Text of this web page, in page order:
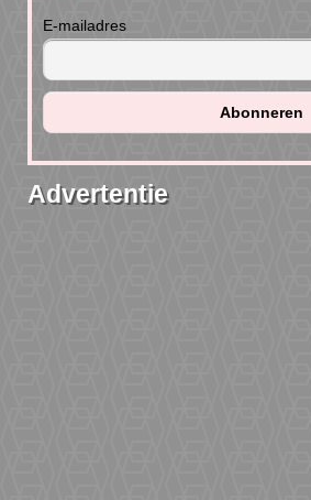
E-mailadres
Advertentie